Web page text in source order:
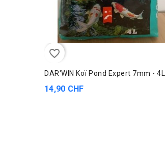
favorite_border
DAR'WIN Koï Pond Expert 7mm - 4L
14,90 CHF